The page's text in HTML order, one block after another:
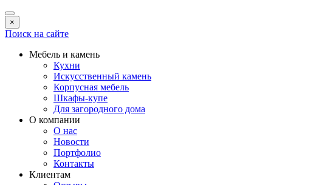
×
Поиск на сайте
Мебель и камень
Кухни
Искусственный камень
Корпусная мебель
Шкафы-купе
Для загородного дома
О компании
О нас
Новости
Портфолио
Контакты
Клиентам